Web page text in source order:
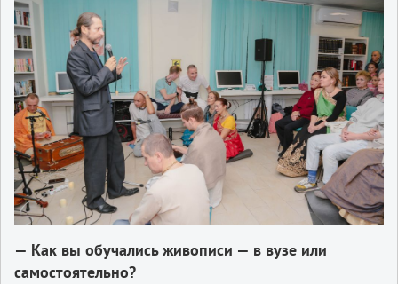
— Как вы обучались живописи — в вузе или
самостоятельно?